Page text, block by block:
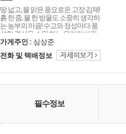
땅 넓고, 물 맑은 풍요로운 고장 김제!
흙 한 줌, 물 한 방울도 소중히 생각하
는 농부의 마음! 수고와 정성마다 풍
성한 결실을 소원 하는 우리의 바람
을 담습니다 '우리농촌살리기공동
네트워크' 는 사람과 환경이 행복한
국내산 친환경 제품을 생산·공급합
가게주인 : 심상준
전화 및 택배정보
필수정보